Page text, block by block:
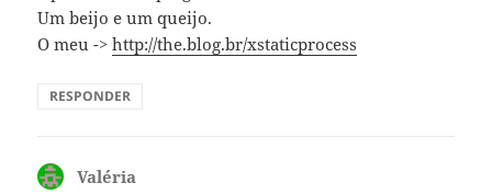
Um beijo e um queijo.
O meu ->http://the.blog.br/xstaticprocess
RESPONDER
Valéria